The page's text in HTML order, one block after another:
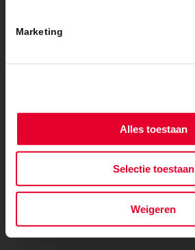
Marketing
Alles toestaan
Selectie toestaan
Weigeren